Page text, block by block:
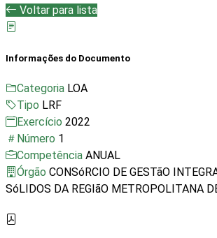
Voltar para lista
Informações do Documento
Categoria LOA
Tipo LRF
Exercício 2022
Número 1
Competência ANUAL
Órgão CONSóRCIO DE GESTãO
SóLIDOS DA REGIãO METROPOLITANA